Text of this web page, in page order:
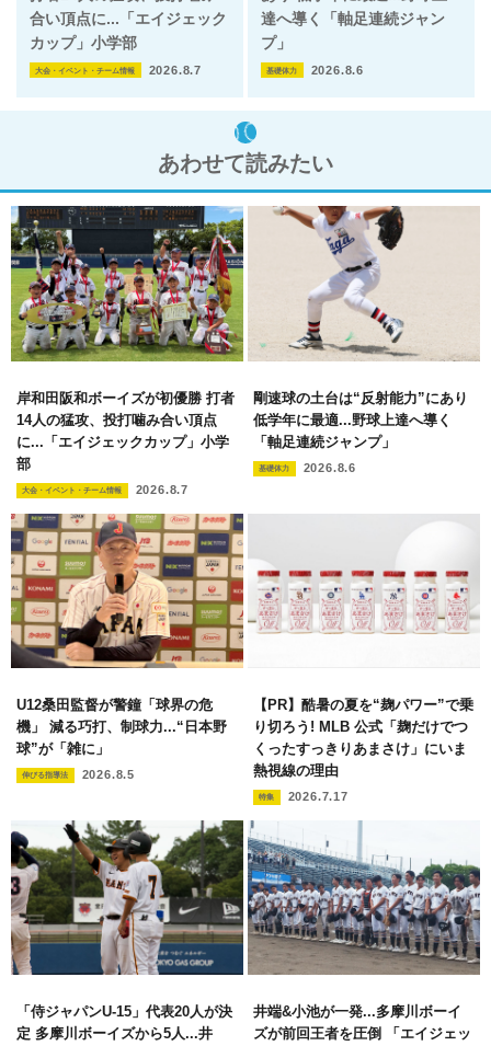
合い頂点に...「エイジェック
カップ」小学部
大会・イベント・チーム情報 2026.8.7
達へ導く「軸足連続ジャン
プ」
基礎体力 2026.8.6
あわせて読みたい
岸和田阪和ボーイズが初優勝 打者
14人の猛攻、投打噛み合い頂点
に...「エイジェックカップ」小学
部
大会・イベント・チーム情報 2026.8.7
剛速球の土台は“反射能力”にあり
低学年に最適...野球上達へ導く
「軸足連続ジャンプ」
基礎体力 2026.8.6
U12桑田監督が警鐘「球界の危
機」 減る巧打、制球力...“日本野
球”が「雑に」
伸びる指導法 2026.8.5
【PR】酷暑の夏を“麹パワー”で乗
り切ろう! MLB 公式「麹だけでつ
くったすっきりあまさけ」にいま
熱視線の理由
特集 2026.7.17
「侍ジャパンU-15」代表20人が決
定 多摩川ボーイズから5人...井
井端&小池が一発...多摩川ボーイ
ズが前回王者を圧倒 「エイジェッ